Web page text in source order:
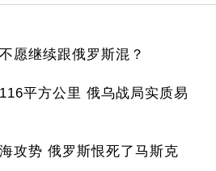
愿继续跟俄罗斯混？
平方公里 俄乌战局实质易
攻势 俄罗斯恨死了马斯克